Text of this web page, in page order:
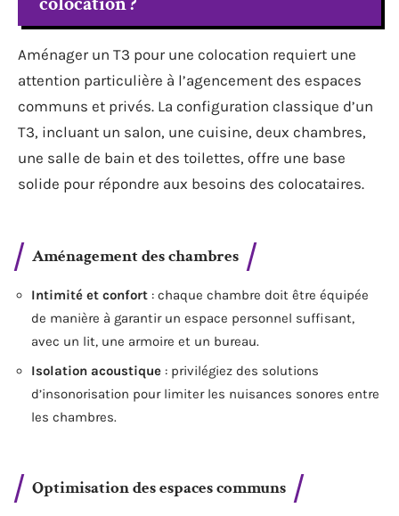
Aménager un T3 pour une colocation requiert une
attention particulière à l’agencement des espaces
communs et privés. La configuration classique d’un
T3, incluant un salon, une cuisine, deux chambres,
une salle de bain et des toilettes, offre une base
solide pour répondre aux besoins des colocataires.
Aménagement des chambres
Intimité et confort : chaque chambre doit être équipée
de manière à garantir un espace personnel suffisant,
avec un lit, une armoire et un bureau.
Isolation acoustique : privilégiez des solutions
d’insonorisation pour limiter les nuisances sonores entre
les chambres.
Optimisation des espaces communs